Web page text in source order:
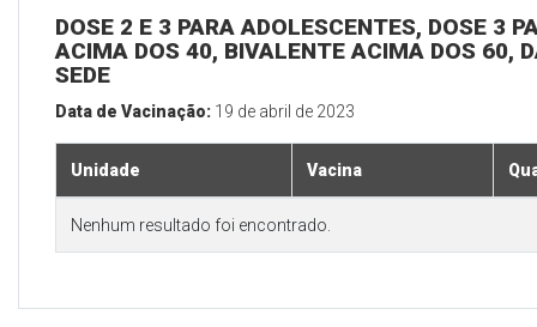
DOSE 2 E 3 PARA ADOLESCENTES, DOSE 3
ACIMA DOS 40, BIVALENTE ACIMA DOS 60,
SEDE
Data de Vacinação: 19 de abril de 2023
Unidade Vacina
Nenhum resultado foi encontrado.